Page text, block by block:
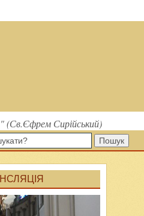
(Св.Єфрем Сирійський)
Пошук